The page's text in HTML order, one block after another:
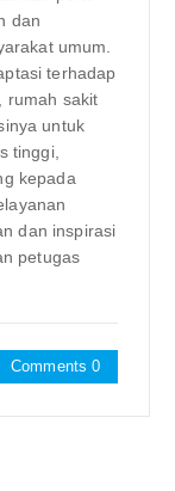
dan
umum.
terhadap
rumah sakit
untuk
tinggi,
kepada
dan inspirasi
petugas
Comments 0